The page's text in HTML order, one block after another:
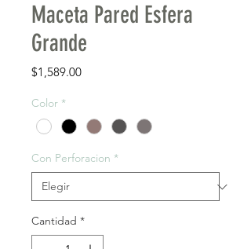
Maceta Pared Esfera
Grande
$1,589.00Precio
Color *
Con Perforacion *
Cantidad *